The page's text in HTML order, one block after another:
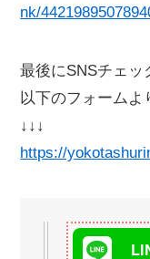
nk/
最後にSNSチェッ
以下のフォームよ
↓↓↓
https://